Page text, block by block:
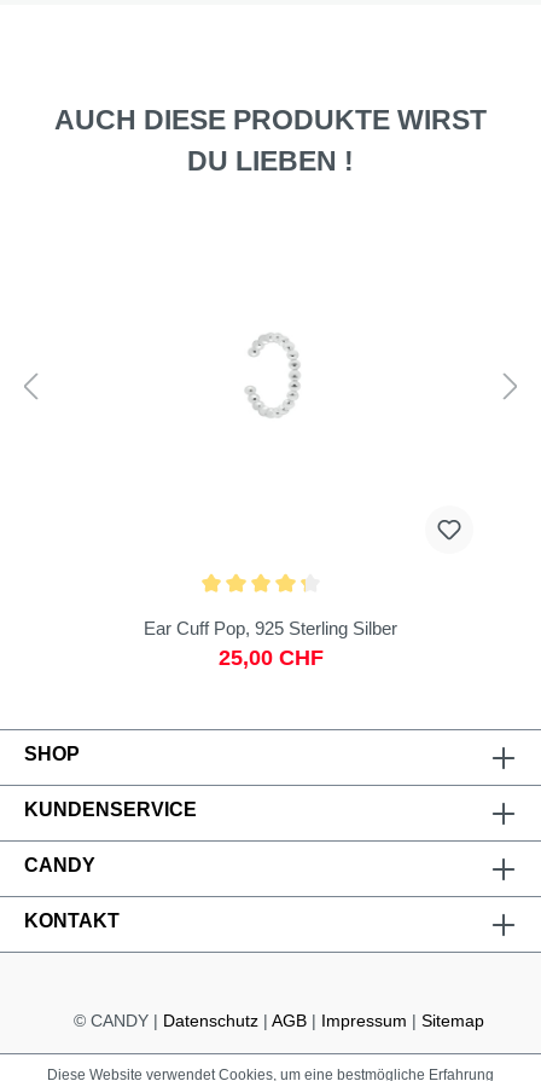
AUCH DIESE PRODUKTE WIRST
DU LIEBEN !
Ear Cuff Pop, 925 Sterling Silber
25,00 CHF
KONTAKT
SHOP
KUNDENSERVICE
CANDY
© CANDY | Datenschutz | AGB | Impressum | Sitemap
Diese Website verwendet Cookies, um eine bestmögliche Erfahrung